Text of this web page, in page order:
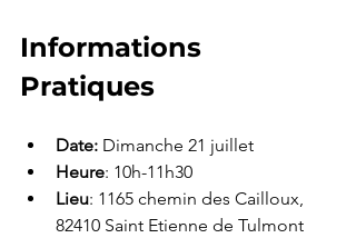
Informations
Pratiques
Date: Dimanche 21 juillet
Heure: 10h-11h30
Lieu: 1165 chemin des Cailloux,
82410 Saint Etienne de Tulmont